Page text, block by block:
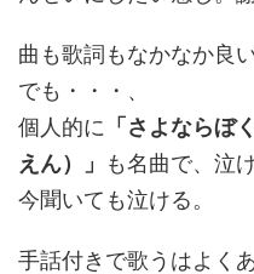
曲も歌詞もなかなか良い
でも・・・、
個人的に 「さよならぼ
えん）」
も名曲で、泣け
今聞いても泣ける。
手話付きで歌うはよく